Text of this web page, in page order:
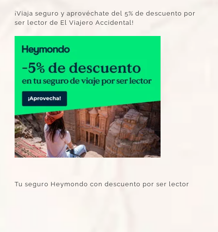
¡Viaja seguro y aprovéchate del 5% de descuento por
ser lector de El Viajero Accidental!
Tu seguro Heymondo con descuento por ser lector